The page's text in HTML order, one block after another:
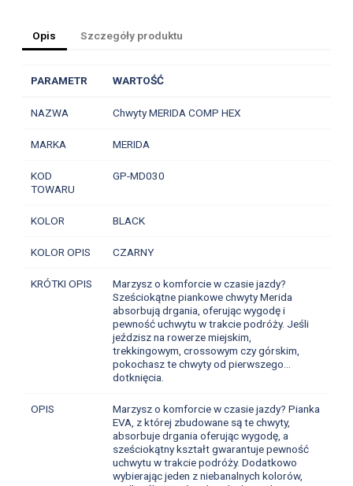
Opis Szczegóły produktu
PARAMETR WARTOŚĆ
NAZWA Chwyty MERIDA COMP HEX
MARKA MERIDA
KOD
TOWARU
GP-MD030
KOLOR BLACK
KOLOR OPIS CZARNY
KRÓTKI OPIS
Marzysz o komforcie w czasie jazdy?
Sześciokątne piankowe chwyty Merida
absorbują drgania, oferując wygodę i
pewność uchwytu w trakcie podróży. Jeśli
jeździsz na rowerze miejskim,
trekkingowym, crossowym czy górskim,
pokochasz te chwyty od pierwszego...
dotknięcia.
OPIS
Marzysz o komforcie w czasie jazdy? Pianka
EVA, z której zbudowane są te chwyty,
absorbuje drgania oferując wygodę, a
sześciokątny kształt gwarantuje pewność
uchwytu w trakcie podróży. Dodatkowo
wybierając jeden z niebanalnych kolorów,